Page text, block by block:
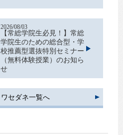
2026/08/03
【常総学院生必見！】常総
学院生のための総合型・学
校推薦型選抜特別セミナー
（無料体験授業）のお知ら
せ
ワセダネ一覧へ